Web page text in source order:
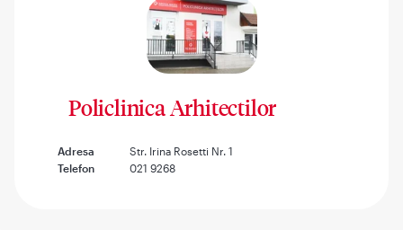
Policlinica Arhitectilor
Adresa
Str. Irina Rosetti Nr. 1
Telefon
021 9268